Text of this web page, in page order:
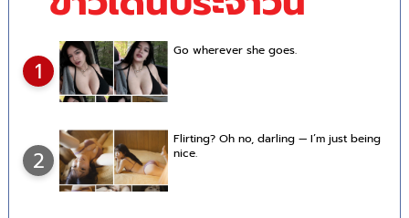
1
Go wherever she goes.
2
Flirting? Oh no, darling — I’m just being
nice.